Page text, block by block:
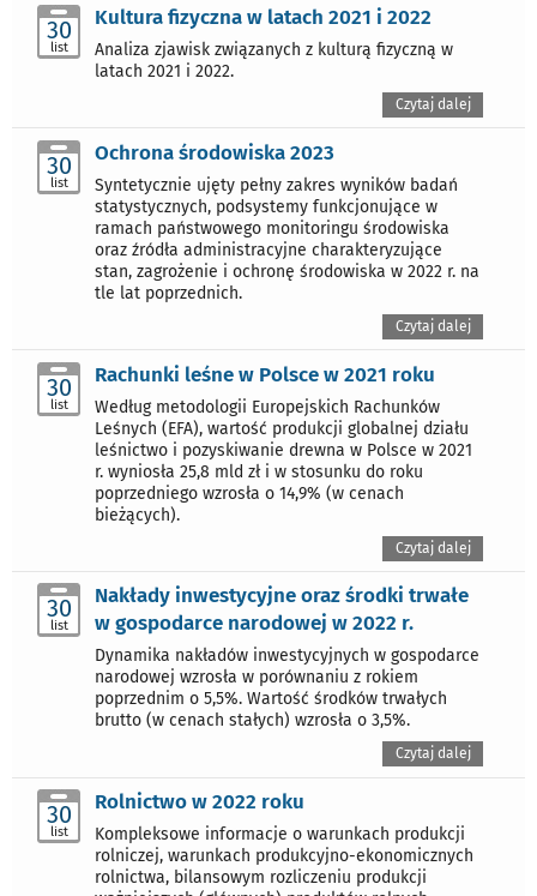
30
list
Kultura fizyczna w latach 2021 i 2022
Analiza zjawisk związanych z kulturą fizyczną w
latach 2021 i 2022.
Czytaj dalej
30
list
Ochrona środowiska 2023
Syntetycznie ujęty pełny zakres wyników badań
statystycznych, podsystemy funkcjonujące w
ramach państwowego monitoringu środowiska
oraz źródła administracyjne charakteryzujące
stan, zagrożenie i ochronę środowiska w 2022 r. na
tle lat poprzednich.
Czytaj dalej
30
list
Rachunki leśne w Polsce w 2021 roku
Według metodologii Europejskich Rachunków
Leśnych (EFA), wartość produkcji globalnej działu
leśnictwo i pozyskiwanie drewna w Polsce w 2021
r. wyniosła 25,8 mld zł i w stosunku do roku
poprzedniego wzrosła o 14,9% (w cenach
bieżących).
Czytaj dalej
30
list
Nakłady inwestycyjne oraz środki trwałe
w gospodarce narodowej w 2022 r.
Dynamika nakładów inwestycyjnych w gospodarce
narodowej wzrosła w porównaniu z rokiem
poprzednim o 5,5%. Wartość środków trwałych
brutto (w cenach stałych) wzrosła o 3,5%.
Czytaj dalej
30
list
Rolnictwo w 2022 roku
Kompleksowe informacje o warunkach produkcji
rolniczej, warunkach produkcyjno-ekonomicznych
rolnictwa, bilansowym rozliczeniu produkcji